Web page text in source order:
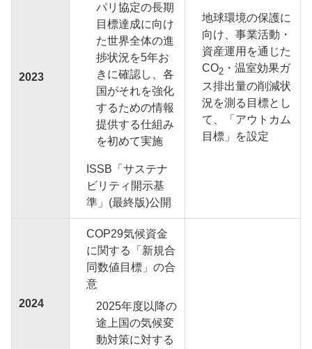
2023
パリ協定の長期
目標達成に向け
た世界全体の進
捗状況を5年お
きに確認し、各
国がそれを強化
するための情報
提供する仕組み
を初めて実施
ISSB「サステナ
ビリティ開示基
準」(最終版)公開
地球環境の保護に
向け、事業活動・
資産運用を通じた
CO2 ・温室効果ガ
ス排出量の削減状
況を測る目標とし
て、「アウトカム
目標」を設定
2024
COP29気候資金
に関する「新規合
同数値目標」の合
意
2025年度以降の
途上国の気候変
動対策に対する